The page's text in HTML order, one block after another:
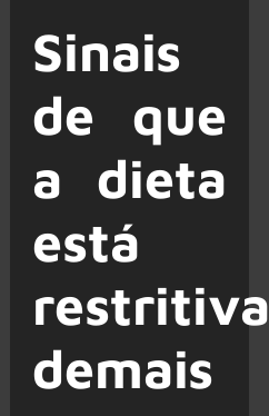
Sinais
de que
a dieta
está
restritiva
demais